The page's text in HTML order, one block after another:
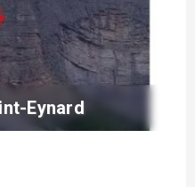
Eynard